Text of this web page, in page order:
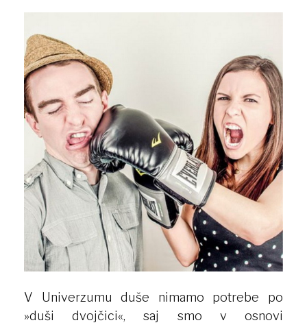
V Univerzumu duše nimamo potrebe po
»duši dvojčici«, saj smo v osnovi